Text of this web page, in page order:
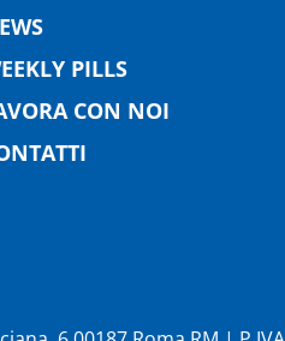
PILLS
CON NOI